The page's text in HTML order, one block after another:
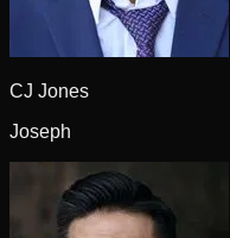
CJ Jones
Joseph